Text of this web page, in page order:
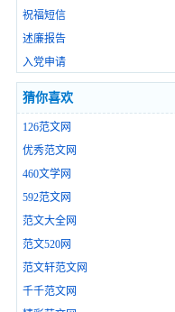
祝福短信
述廉报告
入党申请
猜你喜欢
126范文网
优秀范文网
460文学网
592范文网
范文大全网
范文520网
范文轩范文网
千千范文网